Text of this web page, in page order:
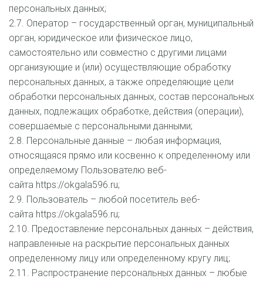
персональных данных;
2.7. Оператор – государственный орган, муниципальный
орган, юридическое или физическое лицо,
самостоятельно или совместно с другими лицами
организующие и (или) осуществляющие обработку
персональных данных, а также определяющие цели
обработки персональных данных, состав персональных
данных, подлежащих обработке, действия (операции),
совершаемые с персональными данными;
2.8. Персональные данные – любая информация,
относящаяся прямо или косвенно к определенному или
определяемому Пользователю веб-
сайта https://okgala596.ru;
2.9. Пользователь – любой посетитель веб-
сайта https://okgala596.ru;
2.10. Предоставление персональных данных – действия,
направленные на раскрытие персональных данных
определенному лицу или определенному кругу лиц;
2.11. Распространение персональных данных – любые